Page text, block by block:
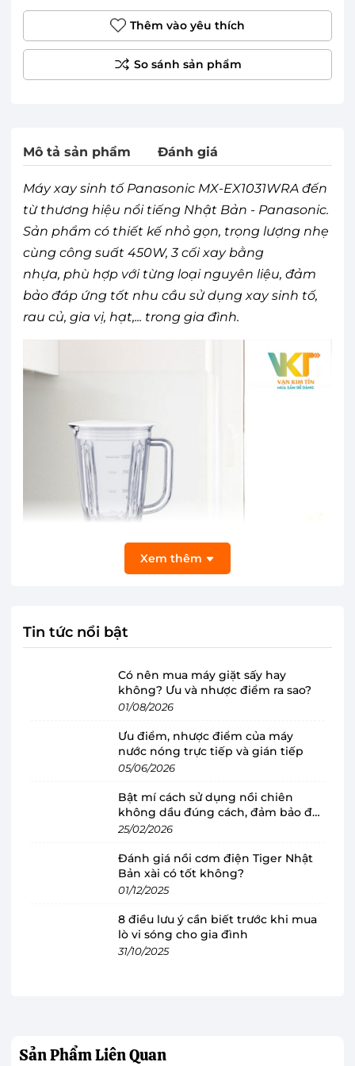
Thêm vào yêu thích
Mô tả sản phẩm Đánh giá
Máy xay sinh tố Panasonic MX-EX1031WRA đến
từ thương hiệu nổi tiếng Nhật Bản - Panasonic.
Sản phẩm có thiết kế nhỏ gọn, trọng lượng nhẹ
cùng công suất 450W, 3 cối xay bằng
nhựa, phù hợp với từng loại nguyên liệu, đảm
bảo đáp ứng tốt nhu cầu sử dụng xay sinh tố,
rau củ, gia vị, hạt,... trong gia đình.
Máy xay sinh tố Panasonic MX-EX1031WRA
có thiết kế đơn giản nhưng sang trọng
Matsushita Electric Industrial Co., Ltd được
thành lập vào năm 1918, có trụ sở ở Kadoma, tỉnh
công nghệ điện tử Nhật Bản.
Thương hiệu Nhật Bản này luôn có một vị trí
đứng nhất định trong lòng người tiêu dùng Việt
Nam. Panasonic đã mang đến Việt Nam nhiều
dùng biết đến như: tủ lạnh, máy giặt, máy lạnh,
nồi cơm điện, lò vi sóng, máy xay sinh tố...
cách nội thất khác nhau.
Xem thêm
Tin tức nổi bật
Có nên mua máy giặt sấy hay
không? Ưu và nhược điểm ra sao?
01/08/2026
Ưu điểm, nhược điểm của máy
nước nóng trực tiếp và gián tiếp
05/06/2026
Bật mí cách sử dụng nồi chiên
không dầu đúng cách, đảm bảo độ
bền
25/02/2026
Đánh giá nồi cơm điện Tiger Nhật
Bản xài có tốt không?
01/12/2025
8 điều lưu ý cần biết trước khi mua
lò vi sóng cho gia đình
31/10/2025
Sản PhẩmLiên Quan